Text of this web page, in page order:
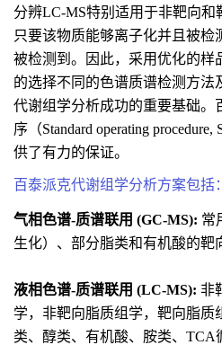
分辨LC-MS特别适用于非靶向和
只要该物质能够离子化并且被检
被检测到。因此，采用优化的样
的选择不同的色谱质谱检测方法
代谢组学分析成功的重要基础。
序（Standard operating
供了有力的保证。
百泰派克代谢组学分析方案包括：
气相色谱-质谱联用 (GC-MS): 常
生化）、部分脂类和有机酸的靶
液相色谱-质谱联用 (LC-MS): 非
学，非靶向脂质组学，靶向脂质
类、醇类、有机酸、胺类、